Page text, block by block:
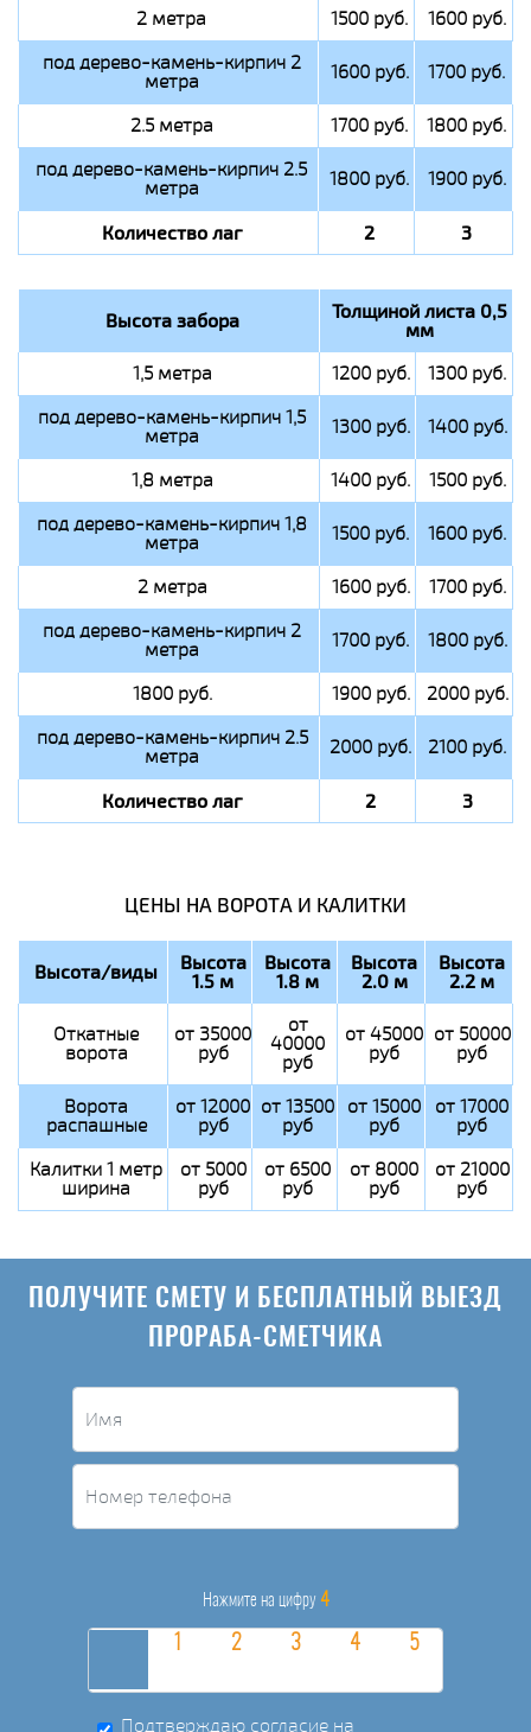
2 метра 1500 руб.
1600 руб.
под дерево-камень-кирпич 2
метра 1600 руб. 1700 руб.
2.5 метра 1700 руб.
1800 руб.
под дерево-камень-кирпич 2.5
метра 1800 руб. 1900 руб.
Количество лаг 2 3
Высота забора Толщиной листа 0,5
мм
1,5 метра 1200 руб.
1300 руб.
под дерево-камень-кирпич 1,5
метра 1300 руб. 1400 руб.
1,8 метра 1400 руб.
1500 руб.
под дерево-камень-кирпич 1,8
метра 1500 руб. 1600 руб.
2 метра 1600 руб.
1700 руб.
под дерево-камень-кирпич 2
метра 1700 руб. 1800 руб.
1800 руб. 1900 руб.
2000 руб.
под дерево-камень-кирпич 2.5
метра 2000 руб. 2100 руб.
Количество лаг 2 3
ЦЕНЫ НА ВОРОТА И КАЛИТКИ
Высота/виды Высота
1.5 м
Высота
1.8 м
Высота
2.0 м
Высота
2.2 м
Откатные
ворота
от 35000
руб
от
40000
руб
от 45000
руб
от 50000
руб
Ворота
распашные
от 12000
руб
от 13500
руб
от 15000
руб
от 17000
руб
Калитки 1 метр
ширина
от 5000
руб
от 6500
руб
от 8000
руб
от 21000
руб
ПОЛУЧИТЕ СМЕТУ И БЕСПЛАТНЫЙ ВЫЕЗД
ПРОРАБА-СМЕТЧИКА
Нажмите на цифру 4
Подтверждаю согласие на